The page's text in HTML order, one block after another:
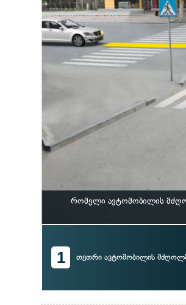
რომელი ავტომობილის
1 თეთრი ავტომობილის